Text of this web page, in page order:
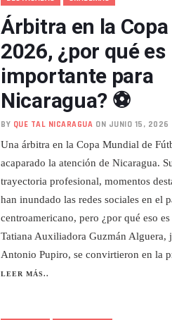
Árbitra en la
2026, ¿por qué es
importante para
Nicaragua? ⚽
BY QUE TAL NICARAGUA ON JUNIO 15, 2026
Una árbitra en la Copa Mundial de
acaparado la atención de Nicaragua.
trayectoria profesional, momentos
han inundado las redes sociales en el
centroamericano, pero ¿por qué eso
Tatiana Auxiliadora Guzmán Alguera,
Antonio Pupiro, se convirtieron en la
LEER MÁS..